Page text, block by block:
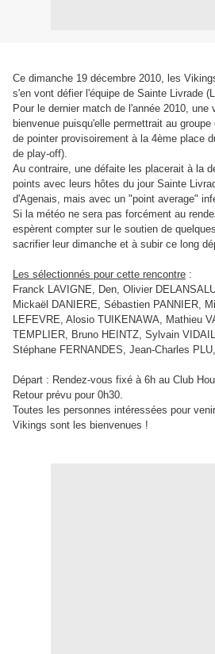
Ce dimanche 19 décembre 2010, les
s'en vont défier l'équipe de Sainte Livrade
Pour le dernier match de l'année 2010,
bienvenue puisqu'elle permettrait au
de pointer provisoirement à la 4ème place
de play-off).
Au contraire, une défaite les placerait à la
points avec leurs hôtes du jour Sainte
d'Agenais, mais avec un "point average"
Si la météo ne sera pas forcément au
espèrent compter sur le soutien de
sacrifier leur dimanche et à subir ce long
Les sélectionnés pour cette rencontre :
Franck LAVIGNE, Den, Olivier
Mickaël DANIERE, Sébastien PANNIER,
LEFEVRE, Alosio TUIKENAWA, Mathieu
TEMPLIER, Bruno HEINTZ, Sylvain
Stéphane FERNANDES, Jean-Charles
Départ : Rendez-vous fixé à 6h au Club
Retour prévu pour 0h30.
Toutes les personnes intéressées pour
Vikings sont les bienvenues !